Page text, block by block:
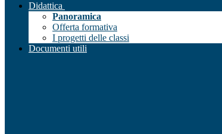
Didattica
Panoramica
Offerta formativa
I progetti delle classi
Documenti utili